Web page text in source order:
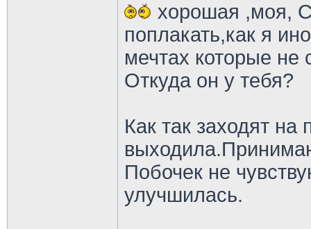
хорошая ,моя,
поплакать,как я
мечтах которые не
Откуда он у тебя?
Как так заходят на
Побочек не
улучшилась.